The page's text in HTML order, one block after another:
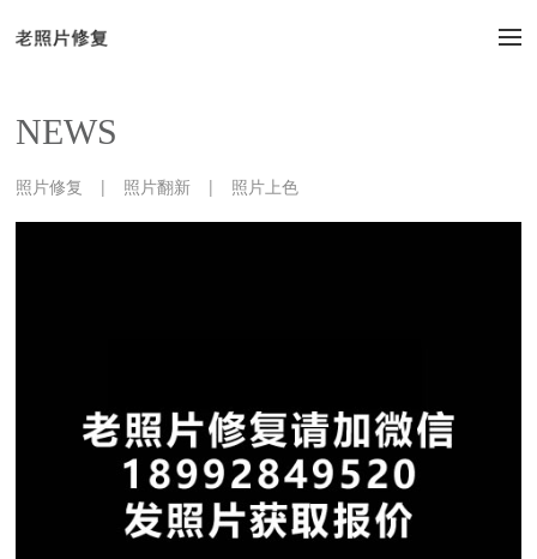
NEWS
照片修复 | 照片翻新 | 照片上色